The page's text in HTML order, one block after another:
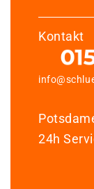
Kontakt
24h